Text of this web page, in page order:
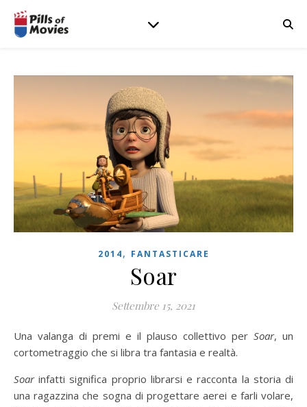
2014, FANTASTICARE
Soar
Settembre 15, 2021
Una valanga di premi e il plauso collettivo per Soar, un
cortometraggio che si libra tra fantasia e realtà.
Soarinfatti significa proprio librarsi e racconta la storia di
una ragazzina che sogna di progettare aerei e farli volare,